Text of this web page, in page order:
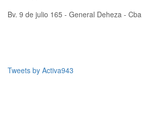
Bv. 9 de julio 165 - General Deheza - Cba
Tweets by Activa943